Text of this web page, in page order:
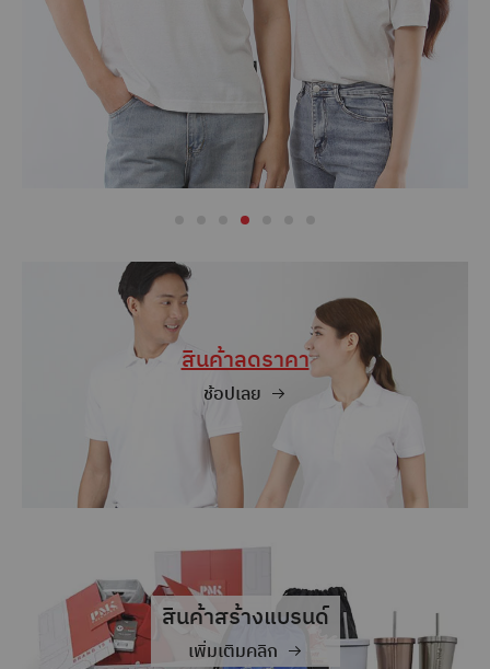
รีไซเคิ
ล
สินค้าลดราคา
ช้อปเลย
สินค้าสร้างแบรนด์
เพิ่มเติมคลิก